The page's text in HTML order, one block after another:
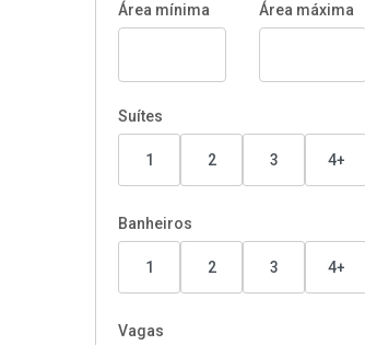
Área mínima Área máxima
Suítes
1 2 3 4+
Banheiros
1 2 3 4+
Vagas